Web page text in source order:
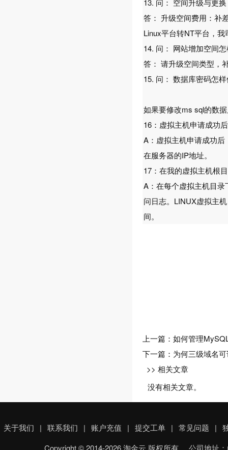
13. 问： 空间升级与更
答： 升级空间费用：补
Linux平台转NT平台，
14. 问： 网站增加空间
答： 请升级空间类型，
15. 问： 数据库密码怎
如果要修改ms sql的数
16：虚拟主机申请成功
A：虚拟主机申请成功
在服务器的IP地址。
17：在我的虚拟主机根
A：在每个虚拟主机目
问日志。LINUX虚拟主
间。
上一篇： 如何管理
下一篇： 为何三级域名
>> 相关文章
没有相关文章。
关于我们 | 联系我们 | 账户充值 | 提交工单 | 常见问题 |
Copyright © 2014-2026 淘金云 版权所有 公司地址